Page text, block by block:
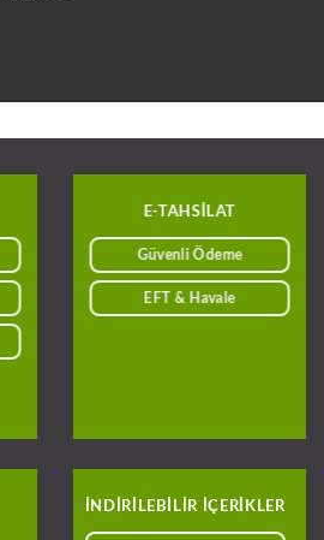
E-TAHSILAT
Güvenli Ödeme
EFT & Havale
INDIRILEBILIR IÇERIKLER